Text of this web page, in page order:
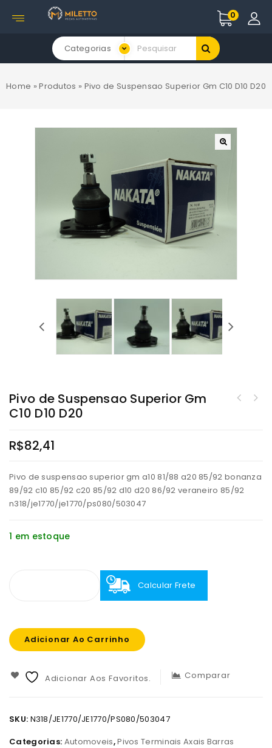
0
Categorias
Home »Produtos » Pivo de Suspensao Superior Gm C10 D10 D20
Pivo de Suspensao Superior Gm
C10 D10 D20
R$82,41
Pivo de suspensao superior gm a10 81/88 a20 85/92 bonanza
89/92 c10 85/92 c20 85/92 d10 d20 86/92 veraneiro 85/92
n318/je1770/je1770/ps080/503047
1 em estoque
Calcular Frete
Adicionar Ao Carrinho
Adicionar Aos Favoritos. Comparar
SKU: N318/JE1770/JE1770/PS080/503047
Categorias: Automoveis,Pivos Terminais Axais Barras